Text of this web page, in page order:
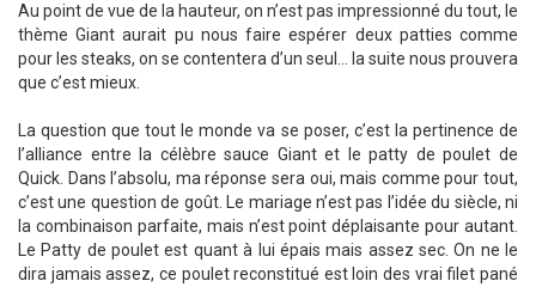
Au point de vue de la hauteur, on n’est pas impressionné du tout, le
thème Giant aurait pu nous faire espérer deux patties comme
pour les steaks, on se contentera d’un seul… la suite nous prouvera
que c’est mieux.
La question que tout le monde va se poser, c’est la pertinence de
l’alliance entre la célèbre sauce Giant et le patty de poulet de
Quick. Dans l’absolu, ma réponse sera oui, mais comme pour tout,
c’est une question de goût. Le mariage n’est pas l’idée du siècle, ni
la combinaison parfaite, mais n’est point déplaisante pour autant.
Le Patty de poulet est quant à lui épais mais assez sec. On ne le
dira jamais assez, ce poulet reconstitué est loin des vrai filet pané